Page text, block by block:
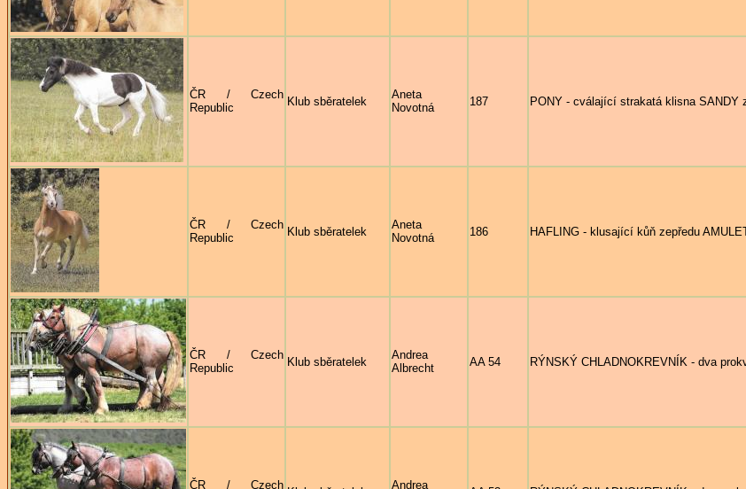
ČR / Czech
Republic
Klub sběratelek
Aneta
Novotná
187 PONY - cválající strakatá klisna SANDY
ČR / Czech
Republic
Klub sběratelek
Aneta
Novotná
186 HAFLING - klusající kůň zepředu
ČR / Czech
Republic
Klub sběratelek
Andrea
Albrecht
AA 54 RÝNSKÝ CHLADNOKREVNÍK - dva
ČR / Czech Andrea